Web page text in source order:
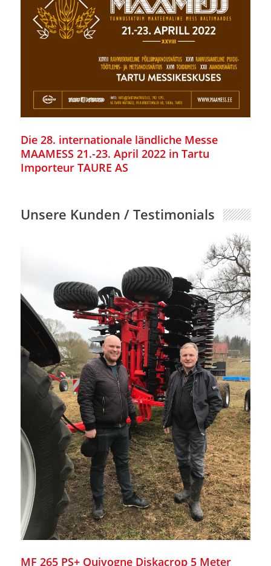
Die 28. internationale ländliche Messe
MAAMESS 21.-23. April 2022 in Tartu
Importeur TAURE AS
Unsere Kunden / Testimonials
MF 265 PS+ Quivogne Diskacrop 5 Meter